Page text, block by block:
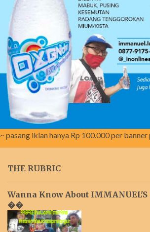
~ pasang iklan hanya Rp 100.000 per banner
THE RUBRIC
Wanna Know About IMMANUEL'S
��